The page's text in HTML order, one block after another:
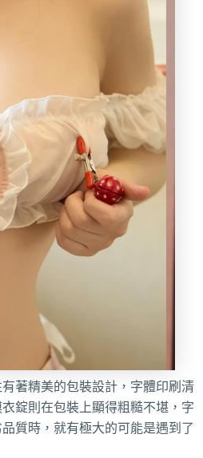
著精美的包裝設計，字體印刷清
錠則在包裝上顯得粗糙不堪，字
質時，就有極大的可能是遇到了